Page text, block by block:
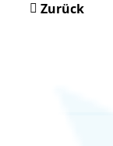
Zurück